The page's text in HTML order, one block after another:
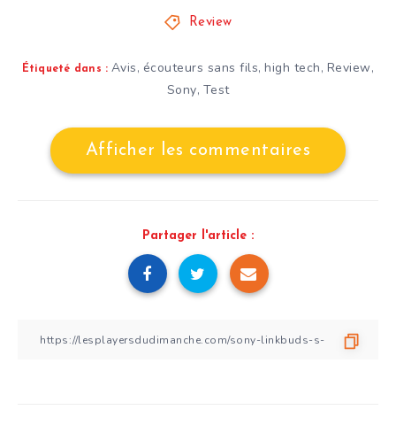
Review
Étiqueté dans : Avis, écouteurs sans fils,high tech, Review,
Sony, Test
Afficher les commentaires
Partager l'article :